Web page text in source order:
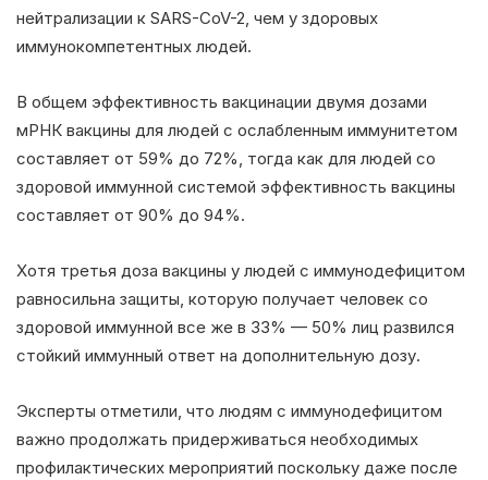
нейтрализации к SARS-CoV-2, чем у здоровых
иммунокомпетентных людей.
В общем эффективность вакцинации двумя дозами
мРНК вакцины для людей с ослабленным иммунитетом
составляет от 59% до 72%, тогда как для людей со
здоровой иммунной системой эффективность вакцины
составляет от 90% до 94%.
Хотя третья доза вакцины у людей с иммунодефицитом
равносильна защиты, которую получает человек со
здоровой иммунной все же в 33% — 50% лиц развился
стойкий иммунный ответ на дополнительную дозу.
Эксперты отметили, что людям с иммунодефицитом
важно продолжать придерживаться необходимых
профилактических мероприятий поскольку даже после